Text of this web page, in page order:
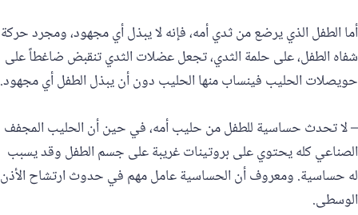
أما الطفل الذي يرضع من ثدي أمه، فإنه لا يبذل أي مجهود، ومجرد حركة
شفاه الطفل، على حلمة الثدي، تجعل عضلات الثدي تنقبض ضاغطاً على
حويصلات الحليب فينساب منها الحليب دون أن يبذل الطفل أي مجهود.
– لا تحدث حساسية للطفل من حليب أمه، في حين أن الحليب المجفف
الصناعي كله يحتوي على بروتينات غريبة على جسم الطفل وقد يسبب
له حساسية. ومعروف أن الحساسية عامل مهم في حدوث ارتشاح الأذن
الوسطى.